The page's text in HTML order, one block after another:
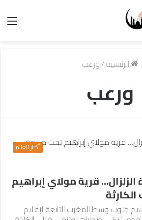
الرئيسية/ورعب
ورعب
أخبار العالم
الزلزال… قرية مولاي إبراهيم
جنوب وسط المغرب التابعة لإقليم